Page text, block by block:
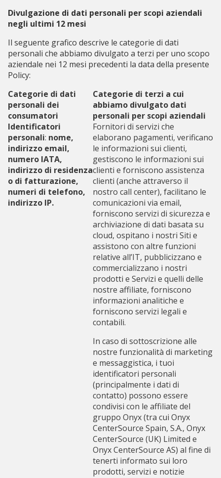
Divulgazione di dati personali per scopi aziendali
negli ultimi 12 mesi
Il seguente grafico descrive le categorie di dati
personali che abbiamo divulgato a terzi per uno scopo
aziendale nei 12 mesi precedenti la data della presente
Policy:
Categorie di dati
personali dei
consumatori
Categorie di terzi a cui
abbiamo divulgato dati
personali per scopi aziendali
Identificatori
personali: nome,
indirizzo email,
numero IATA,
indirizzo di residenza
o di fatturazione,
numeri di telefono,
indirizzo IP.
Fornitori di servizi che
elaborano pagamenti, verificano
le informazioni sui clienti,
gestiscono le informazioni sui
clienti e forniscono assistenza
clienti (anche attraverso il
nostro call center), facilitano le
comunicazioni via email,
forniscono servizi di sicurezza e
archiviazione di dati basata su
cloud, ospitano i nostri Siti e
assistono con altre funzioni
relative all’IT, pubblicizzano e
commercializzano i nostri
prodotti e Servizi e quelli delle
nostre affiliate, forniscono
informazioni analitiche e
forniscono servizi legali e
contabili.
In caso di sottoscrizione alle
nostre funzionalità di marketing
e messaggistica, i tuoi
identificatori personali
(principalmente i dati di
contatto) possono essere
condivisi con le affiliate del
gruppo Onyx (tra cui Onyx
CenterSource Spain, S.A., Onyx
CenterSource (UK) Limited e
Onyx CenterSource AS) al fine di
tenerti informato sui loro
prodotti, servizi e notizie